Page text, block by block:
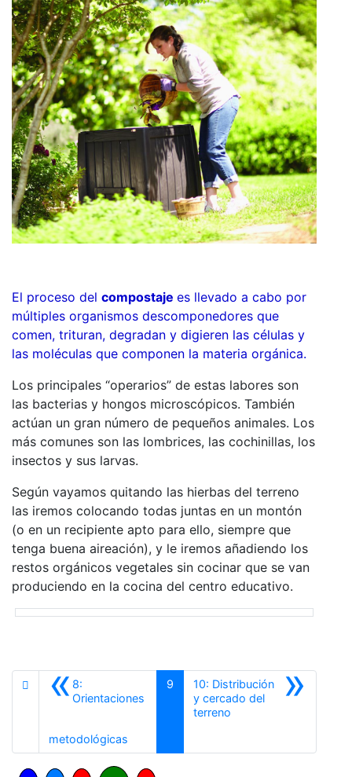
El proceso del compostaje es llevado a cabo por
múltiples organismos descomponedores que
comen, trituran, degradan y digieren las células y
las moléculas que componen la materia orgánica.
Los principales “operarios” de estas labores son
las bacterias y hongos microscópicos. También
actúan un gran número de pequeños animales. Los
más comunes son las lombrices, las cochinillas, los
insectos y sus larvas.
Según vayamos quitando las hierbas del terreno
las iremos colocando todas juntas en un montón
(o en un recipiente apto para ello, siempre que
tenga buena aireación), y le iremos añadiendo los
restos orgánicos vegetales sin cocinar que se van
produciendo en la cocina del centro educativo.
«8:
Orientaciones
metodológicas
9 »
10: Distribución
y cercado del
terrenoSiguiente